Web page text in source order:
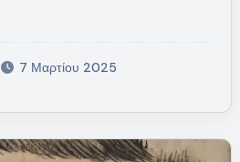
7 Μαρτίου 2025